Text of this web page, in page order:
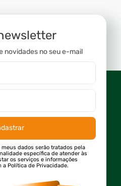
novidades no seu e-mail
dados serão tratados pela
específica de atender às
os serviços e informações
a Política de Privacidade.